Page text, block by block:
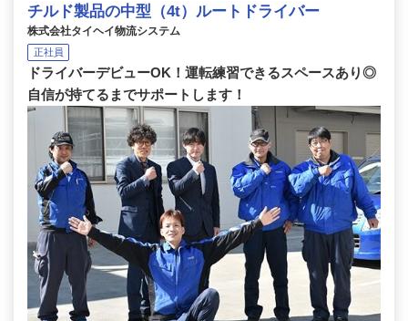
チルド製品の中型（4t）ルートドライバー
株式会社タイヘイ物流システム
正社員
ドライバーデビューOK！運転練習できるスペースあり◎
自信が持てるまでサポートします！